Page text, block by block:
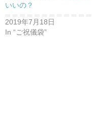
いいの？
2019年7月18日
In “ご祝儀袋”